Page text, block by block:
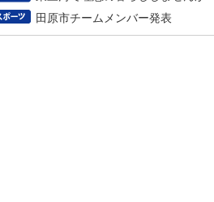
田原市チームメンバー発表